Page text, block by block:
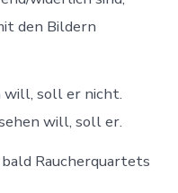
den Bildern
will, soll er nicht.
will, soll er.
Raucherquartets